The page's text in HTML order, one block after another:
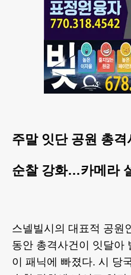
주말 잇단 공원 총격
순찰 강화…카메라
스넬빌시의 대표적 공원
동안 총격사건이 잇달아
이 패닉에 빠졌다. 시 당